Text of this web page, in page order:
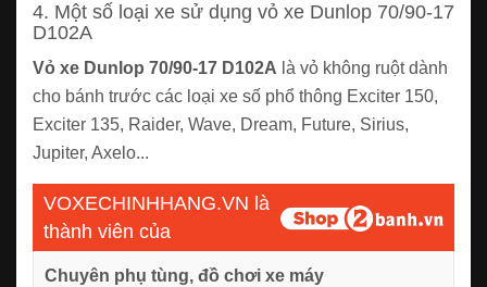
4. Một số loại xe sử dụng vỏ xe Dunlop 70/90-17
D102A
Vỏ xe Dunlop 70/90-17 D102A là vỏ không ruột dành
cho bánh trước các loại xe số phổ thông Exciter 150,
Exciter 135, Raider, Wave, Dream, Future, Sirius,
Jupiter, Axelo...
VOXECHINHHANG.VN là
thành viên của
Chuyên phụ tùng, đồ chơi xe máy